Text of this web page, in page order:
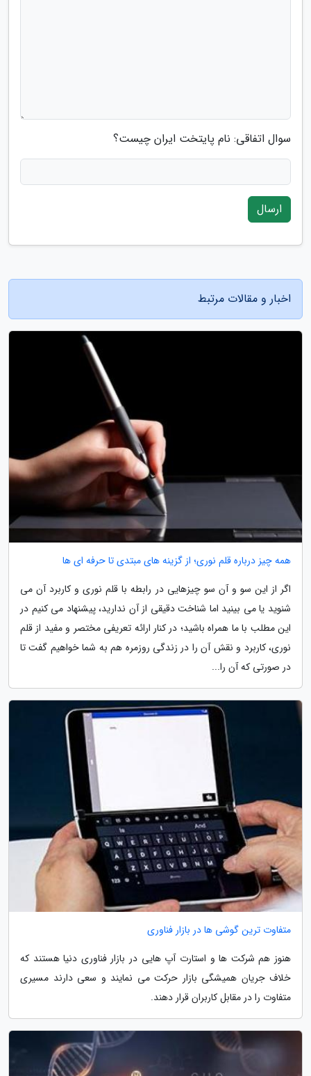
سوال اتفاقی: نام پایتخت ایران چیست؟
ارسال
اخبار و مقالات مرتبط
همه چیز درباره قلم نوری؛ از گزینه های مبتدی تا حرفه ای ها
اگر از این سو و آن سو چیزهایی در رابطه با قلم نوری و کاربرد آن می
شنوید یا می بینید اما شناخت دقیقی از آن ندارید، پیشنهاد می کنیم در
این مطلب با ما همراه باشید؛ در کنار ارائه تعریفی مختصر و مفید از قلم
نوری، کاربرد و نقش آن را در زندگی روزمره هم به شما خواهیم گفت تا
در صورتی که آن را...
متفاوت ترین گوشی ها در بازار فناوری
هنوز هم شرکت ها و استارت آپ هایی در بازار فناوری دنیا هستند که
خلاف جریان همیشگی بازار حرکت می نمایند و سعی دارند مسیری
متفاوت را در مقابل کاربران قرار دهند.